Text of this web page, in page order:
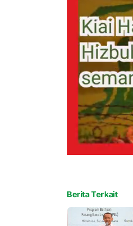
Berita Terkait